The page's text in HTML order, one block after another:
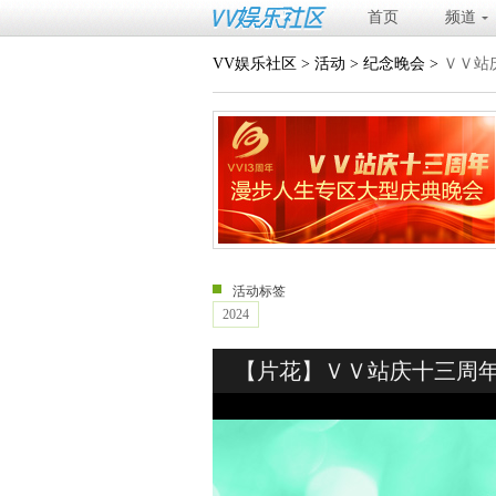
首页 频道
VV娱乐社区 > 活动 > 纪念晚会 > ＶＶ站
活动标签
2024
【片花】ＶＶ站庆十三周